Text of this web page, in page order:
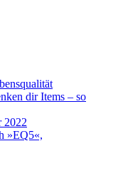
dir Items – so
2022
»EQ5«,